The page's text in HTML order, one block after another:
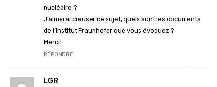
nucléaire ?
J’aimerai creuser ce sujet, quels sont les documents
de l’institut Fraunhofer que vous évoquez ?
Merci.
RÉPONDRE
LGR